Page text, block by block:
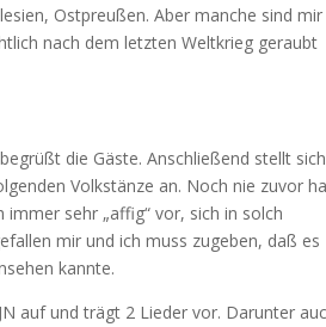
Ostpreußen. Aber manche sind mir
nach dem letzten Weltkrieg geraubt
die Gäste. Anschließend stellt sich
Volkstänze an. Noch nie zuvor
sehr „affig“ vor, sich in solch
mir und ich muss zugeben, daß es
kannte.
auf und trägt 2 Lieder vor. Darunter